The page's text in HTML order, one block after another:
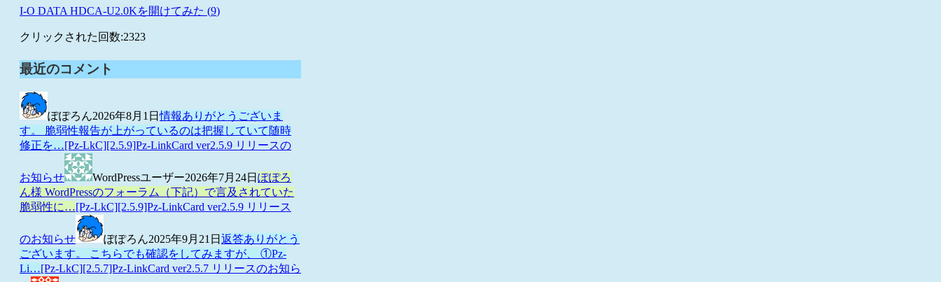
I-O DATA HDCA-U2.0Kを開けてみた (9)
クリックされた回数:2323
最近のコメント
ぽぽろん2026年8月1日情報ありがとうございま
す。 脆弱性報告が上がっているのは把握していて随時
修正を…[Pz-LkC][2.5.9]Pz-LinkCard ver2.5.9 リリースの
お知らせ WordPressユーザー2026年7月24日 ぽぽろ
ん様 WordPressのフォーラム（下記）で言及されていた
脆弱性に…[Pz-LkC][2.5.9]Pz-LinkCard ver2.5.9 リリース
のお知らせ ぽぽろん2025年9月21日 返答ありがとう
ございます。 こちらでも確認をしてみますが、 ①Pz-
Li…[Pz-LkC][2.5.7]Pz-LinkCard ver2.5.7 リリースのお知ら